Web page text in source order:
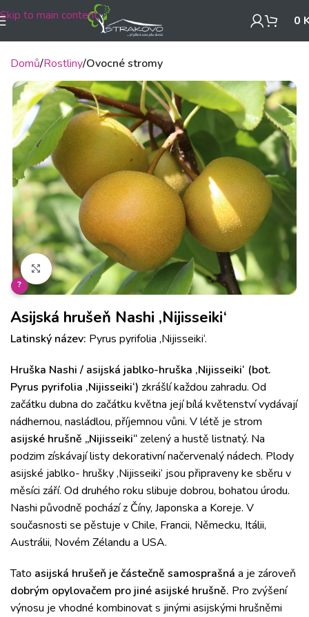
Skip to main content 0
Domů Rostliny Ovocné stromy
Klikněte pro zvětšení
?
Asijská hrušeň Nashi ‚Nijisseiki‘
Latinský název: Pyrus pyrifolia ‚Nijisseiki‘.
Hruška Nashi / asijská jablko-hruška ‚Nijisseiki‘ (bot.
Pyrus pyrifolia ‚Nijisseiki‘) zkrášlí každou zahradu. Od
začátku dubna do začátku května její bílá květenství vydávají
nádhernou, nasládlou, příjemnou vůni. V létě je strom
asijské hrušně „Nijisseiki“zelený a hustě listnatý. Na
podzim získávají listy dekorativní načervenalý nádech. Plody
asijské jablko- hrušky ‚Nijisseiki‘ jsou připraveny ke sběru v
měsíci září. Od druhého roku slibuje dobrou, bohatou úrodu.
Nashi původně pochází z Číny, Japonska a Koreje. V
současnosti se pěstuje v Chile, Francii, Německu, Itálii,
Austrálii, Novém Zélandu a USA.
Tato asijská hrušeň je částečně samosprašná a je zároveň
dobrým opylovačem pro jiné asijské hrušně. Pro zvýšení
výnosu je vhodné kombinovat s jinými asijskými hrušněmi